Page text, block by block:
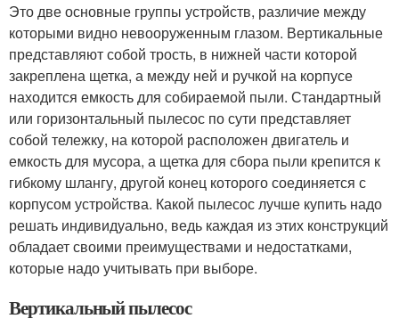
Это две основные группы устройств, различие между
которыми видно невооруженным глазом. Вертикальные
представляют собой трость, в нижней части которой
закреплена щетка, а между ней и ручкой на корпусе
находится емкость для собираемой пыли. Стандартный
или горизонтальный пылесос по сути представляет
собой тележку, на которой расположен двигатель и
емкость для мусора, а щетка для сбора пыли крепится к
гибкому шлангу, другой конец которого соединяется с
корпусом устройства. Какой пылесос лучше купить надо
решать индивидуально, ведь каждая из этих конструкций
обладает своими преимуществами и недостатками,
которые надо учитывать при выборе.
Вертикальный пылесос